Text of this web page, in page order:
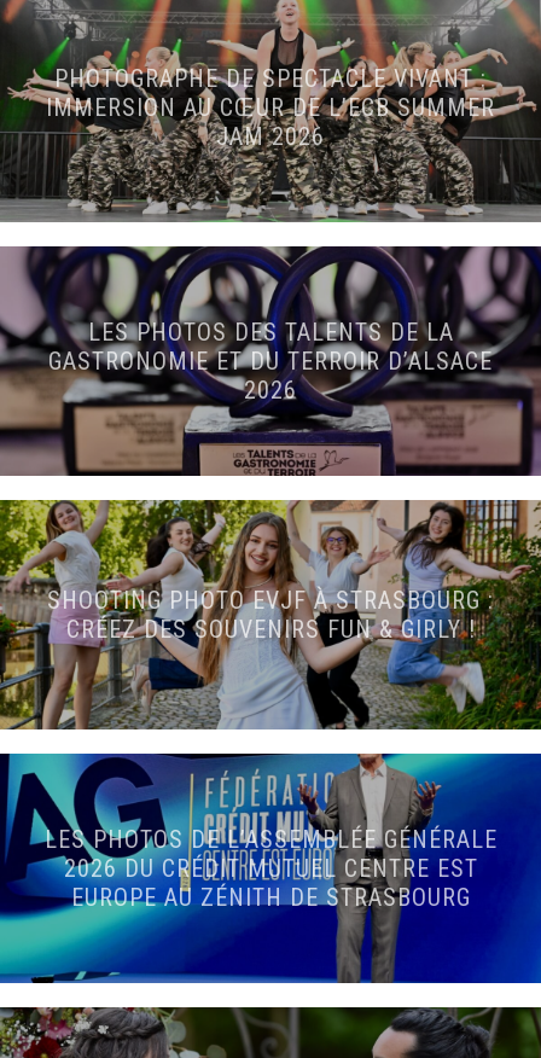
PHOTOGRAPHE DE SPECTACLE VIVANT :
IMMERSION AU CŒUR DE L’ECB SUMMER
JAM 2026
LES PHOTOS DES TALENTS DE LA
GASTRONOMIE ET DU TERROIR D’ALSACE
2026
SHOOTING PHOTO EVJF À STRASBOURG :
CRÉEZ DES SOUVENIRS FUN & GIRLY !
LES PHOTOS DE L’ASSEMBLÉE GÉNÉRALE
2026 DU CRÉDIT MUTUEL CENTRE EST
EUROPE AU ZÉNITH DE STRASBOURG